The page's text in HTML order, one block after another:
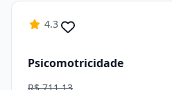
4.3
Psicomotricidade